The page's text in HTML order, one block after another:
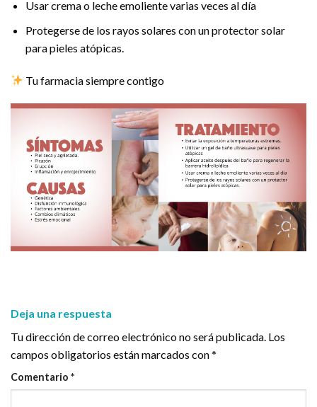
Usar crema o leche emoliente varias veces al día
Protegerse de los rayos solares con un protector solar
para pieles atópicas.
Tu farmacia siempre contigo
Deja una respuesta
Tu dirección de correo electrónico no será publicada. Los
campos obligatorios están marcados con*
Comentario *